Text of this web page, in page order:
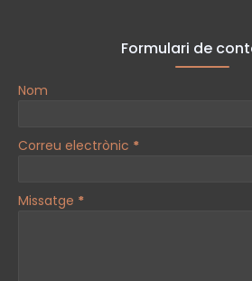
Formulari de
Nom
Correu electrònic *
Missatge *